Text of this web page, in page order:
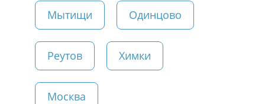
Мытищи Одинцово
Реутов Химки
Москва